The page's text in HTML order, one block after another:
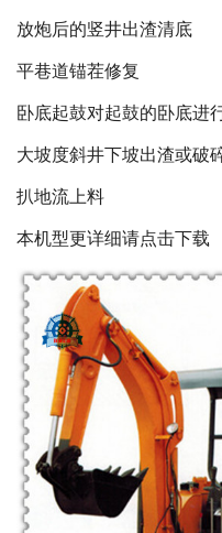
放炮后的竖井出渣清底
平巷道锚茬修复
卧底起鼓对起鼓的卧底进
大坡度斜井下坡出渣或破
扒地流上料
本机型更详细请点击下载